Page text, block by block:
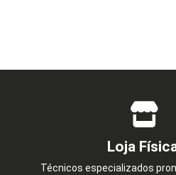
Loja
Técnicos especializados